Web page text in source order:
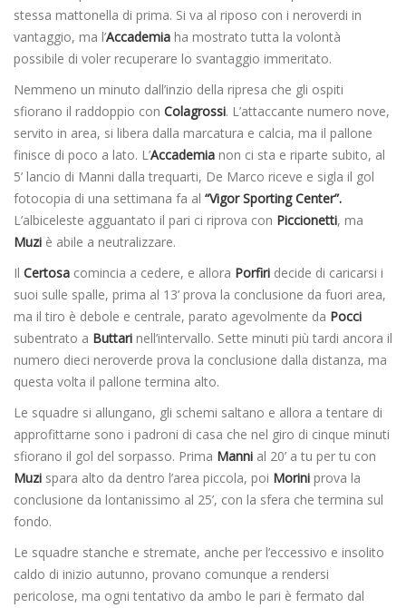
stessa mattonella di prima. Si va al riposo con i neroverdi in
vantaggio, ma l’Accademia ha mostrato tutta la volontà
possibile di voler recuperare lo svantaggio immeritato.
Nemmeno un minuto dall’inzio della ripresa che gli ospiti
sfiorano il raddoppio con Colagrossi. L’attaccante numero nove,
servito in area, si libera dalla marcatura e calcia, ma il pallone
finisce di poco a lato. L’Accademia non ci sta e riparte subito, al
5’ lancio di Manni dalla trequarti, De Marco riceve e sigla il gol
fotocopia di una settimana fa al “Vigor Sporting Center”.
L’albiceleste agguantato il pari ci riprova con Piccionetti, ma
Muzi è abile a neutralizzare.
Il Certosa comincia a cedere, e allora Porfiri decide di caricarsi i
suoi sulle spalle, prima al 13’ prova la conclusione da fuori area,
ma il tiro è debole e centrale, parato agevolmente da Pocci
subentrato a Buttari nell’intervallo. Sette minuti più tardi ancora il
numero dieci neroverde prova la conclusione dalla distanza, ma
questa volta il pallone termina alto.
Le squadre si allungano, gli schemi saltano e allora a tentare di
approfittarne sono i padroni di casa che nel giro di cinque minuti
sfiorano il gol del sorpasso. Prima Manni al 20’ a tu per tu con
Muzi spara alto da dentro l’area piccola, poi Morini prova la
conclusione da lontanissimo al 25’, con la sfera che termina sul
fondo.
Le squadre stanche e stremate, anche per l’eccessivo e insolito
caldo di inizio autunno, provano comunque a rendersi
pericolose, ma ogni tentativo da ambo le pari è fermato dal